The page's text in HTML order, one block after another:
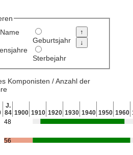
Name
Geburtsjahr
Sterbejahr
Komponisten / Anzahl der
J.
84 1900 1910 1920 1930 1940 1950 1960
48
56